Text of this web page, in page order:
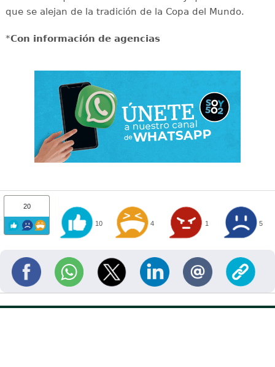
que se alejan de la tradición de la Copa del Mundo.
*Con información de agencias
20
10 4 1 5